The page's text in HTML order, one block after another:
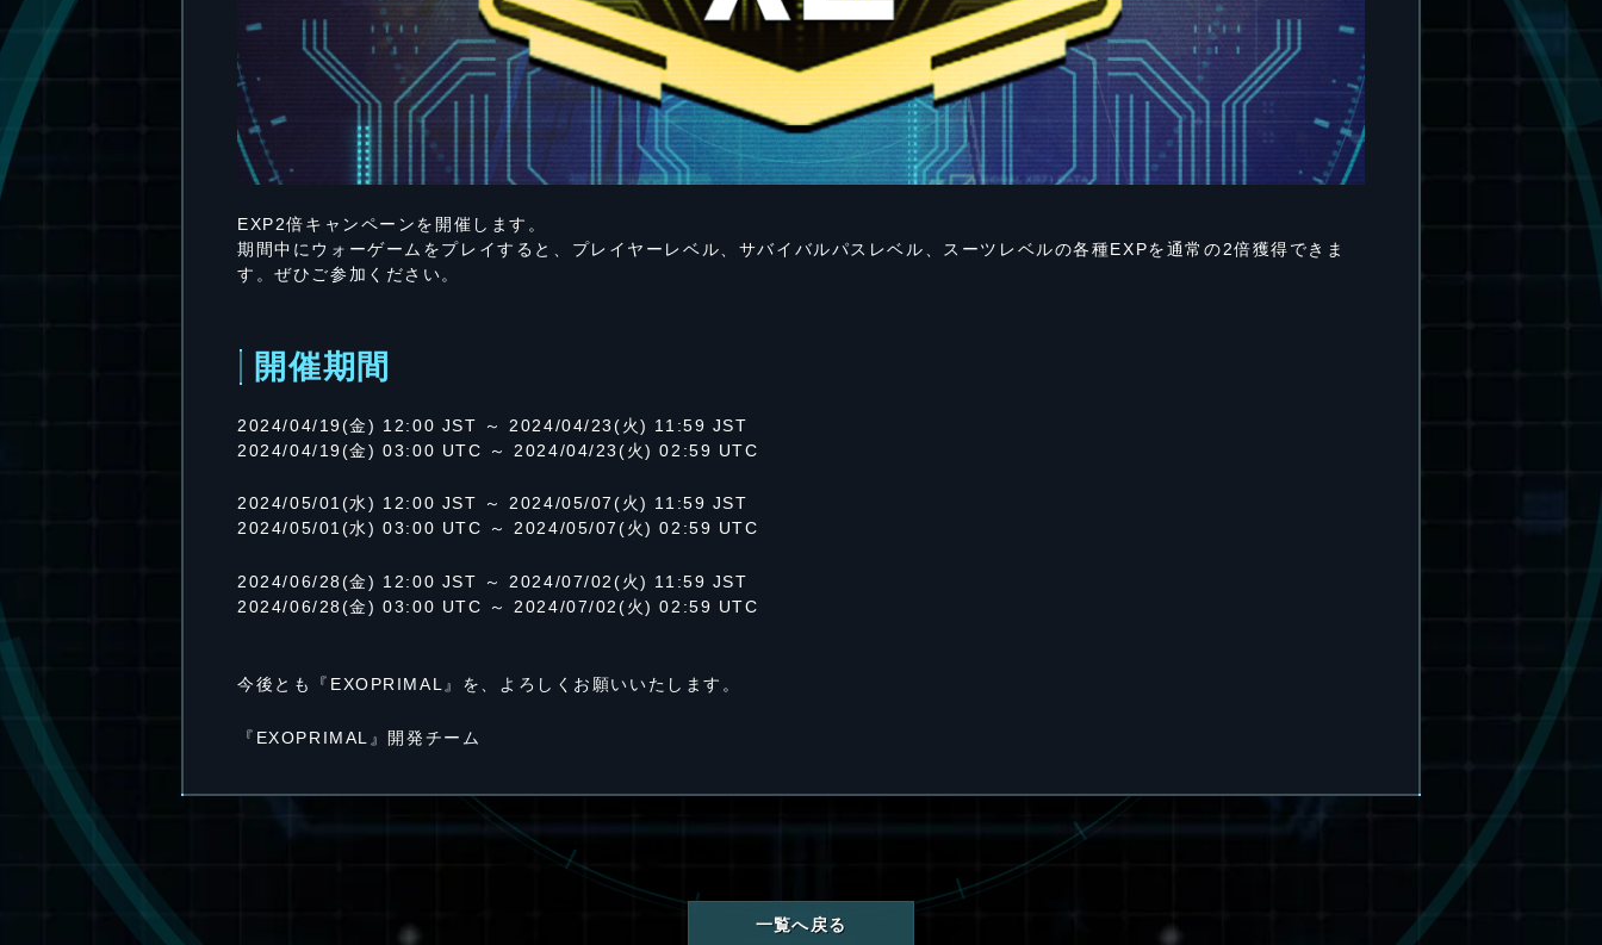
EXP2倍キャンペーンを開催します。
期間中にウォーゲームをプレイすると、プレイヤーレベル、サバイバルパスレベル、スーツレベルの各種EXPを通常の2倍獲得できま
す。ぜひご参加ください。
開催期間
2024/04/19(金) 12:00 JST ～ 2024/04/23(火) 11:59 JST
2024/04/19(金) 03:00 UTC ～ 2024/04/23(火) 02:59 UTC
2024/05/01(水) 12:00 JST ～ 2024/05/07(火) 11:59 JST
2024/05/01(水) 03:00 UTC ～ 2024/05/07(火) 02:59 UTC
2024/06/28(金) 12:00 JST ～ 2024/07/02(火) 11:59 JST
2024/06/28(金) 03:00 UTC ～ 2024/07/02(火) 02:59 UTC
今後とも『EXOPRIMAL』を、よろしくお願いいたします。
『EXOPRIMAL』開発チーム
一覧へ戻る